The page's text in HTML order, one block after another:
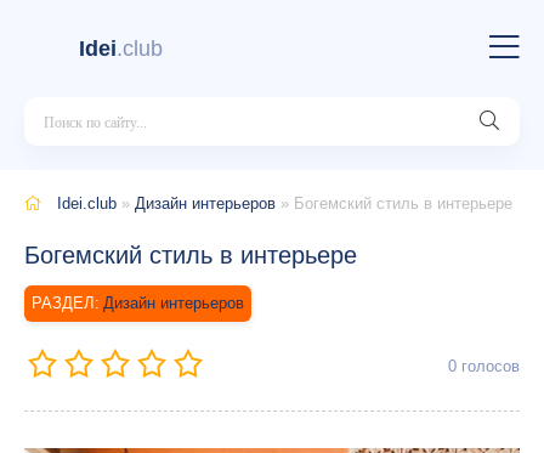
Idei.club
Idei.club » Дизайн интерьеров » Богемский стиль в интерьере
Богемский стиль в интерьере
Дизайн интерьеров
0 голосов